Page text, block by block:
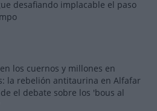
desafiando implacable el paso
los cuernos y millones en
la rebelión antitaurina en Alfafar
el debate sobre los 'bous al